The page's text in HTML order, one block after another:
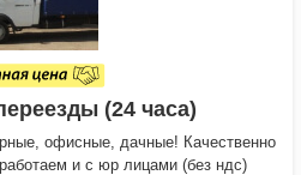
(24 часа)
офисные, дачные! Качественно
и с юр лицами (без ндс)